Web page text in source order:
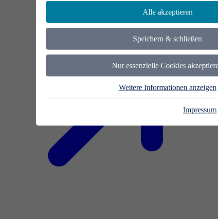
Alle akzeptieren
Speichern & schließen
Nur essenzielle Cookies
Weitere Informationen anzeigen
Impressum